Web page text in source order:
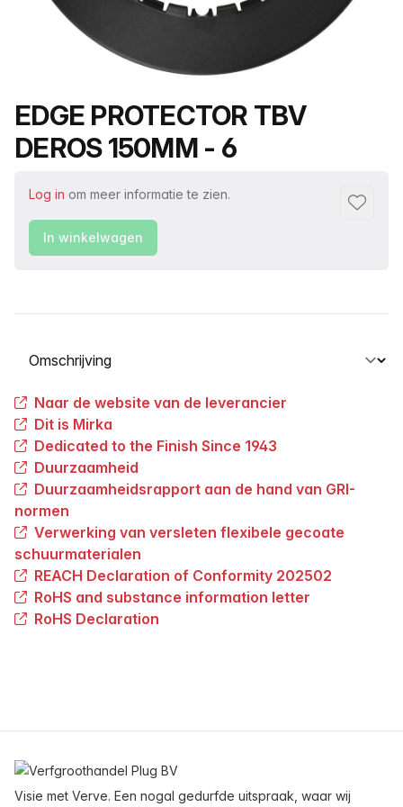
Productnaam
EDGE PROTECTOR TBV
DEROS 150MM - 6
Log in om meer informatie te zien.
In winkelwagen
Selecteer een tabblad
Naar de website van de leverancier
Dit is Mirka
Dedicated to the Finish Since 1943
Duurzaamheid
Duurzaamheidsrapport aan de hand van GRI-
normen
Verwerking van versleten flexibele gecoate
schuurmaterialen
REACH Declaration of Conformity 202502
RoHS and substance information letter
RoHS Declaration
Visie met Verve. Een nogal gedurfde uitspraak, waar wij